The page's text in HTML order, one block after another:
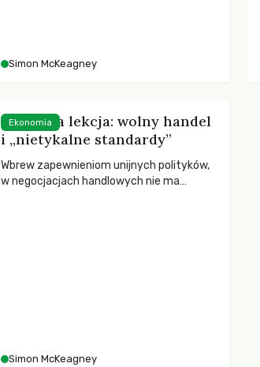
Simon McKeagney
Japońska lekcja: wolny handel
i „nietykalne standardy”
Wbrew zapewnieniom unijnych polityków,
w negocjacjach handlowych nie ma
Simon McKeagney
Ekonomia